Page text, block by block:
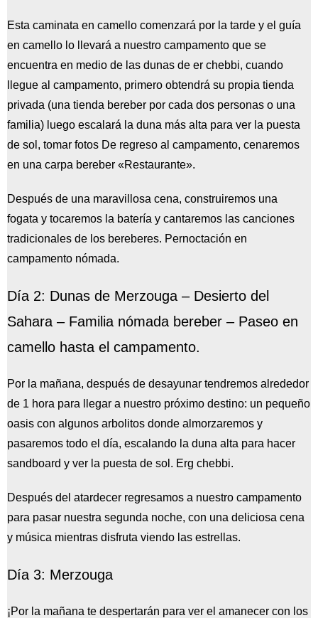
Esta caminata en camello comenzará por la tarde y el guía
en camello lo llevará a nuestro campamento que se
encuentra en medio de las dunas de er chebbi, cuando
llegue al campamento, primero obtendrá su propia tienda
privada (una tienda bereber por cada dos personas o una
familia) luego escalará la duna más alta para ver la puesta
de sol, tomar fotos De regreso al campamento, cenaremos
en una carpa bereber «Restaurante».
Después de una maravillosa cena, construiremos una
fogata y tocaremos la batería y cantaremos las canciones
tradicionales de los bereberes. Pernoctación en
campamento nómada.
Día 2: Dunas de Merzouga – Desierto del
Sahara – Familia nómada bereber – Paseo en
camello hasta el campamento.
Por la mañana, después de desayunar tendremos alrededor
de 1 hora para llegar a nuestro próximo destino: un pequeño
oasis con algunos arbolitos donde almorzaremos y
pasaremos todo el día, escalando la duna alta para hacer
sandboard y ver la puesta de sol. Erg chebbi.
Después del atardecer regresamos a nuestro campamento
para pasar nuestra segunda noche, con una deliciosa cena
y música mientras disfruta viendo las estrellas.
Día 3: Merzouga
¡Por la mañana te despertarán para ver el amanecer con los